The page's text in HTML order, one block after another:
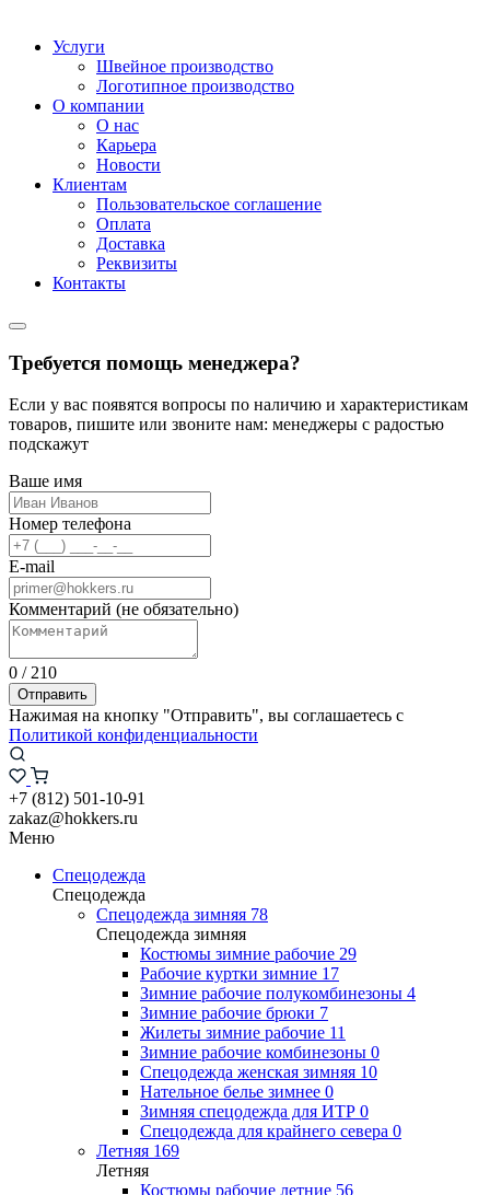
Услуги
Швейное производство
Логотипное производство
О компании
О нас
Карьера
Новости
Клиентам
Пользовательское соглашение
Оплата
Доставка
Реквизиты
Контакты
Требуется помощь менеджера?
Если у вас появятся вопросы по наличию и характеристикам
товаров, пишите или звоните нам: менеджеры с радостью
подскажут
Ваше имя
Номер телефона
E-mail
Комментарий (не обязательно)
0 /210
Отправить
Нажимая на кнопку "Отправить", вы соглашаетесь с
Политикой конфиденциальности
+7 (812) 501-10-91
zakaz@hokkers.ru
Меню
Спецодежда
Спецодежда
Спецодежда зимняя 78
Спецодежда зимняя
Костюмы зимние рабочие 29
Рабочие куртки зимние 17
Зимние рабочие полукомбинезоны 4
Зимние рабочие брюки 7
Жилеты зимние рабочие 11
Зимние рабочие комбинезоны 0
Спецодежда женская зимняя 10
Нательное белье зимнее 0
Зимняя спецодежда для ИТР 0
Спецодежда для крайнего севера 0
Летняя 169
Летняя
Костюмы рабочие летние 56